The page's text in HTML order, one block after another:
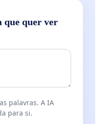
que quer ver
palavras. A IA
para si.